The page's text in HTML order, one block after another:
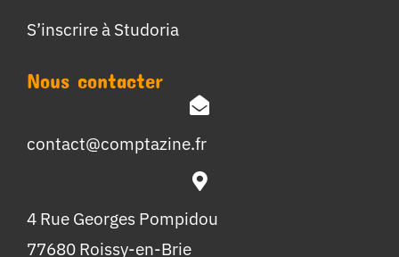
S’inscrire à Studoria
Nous contacter
contact@comptazine.fr
4 Rue Georges Pompidou
77680 Roissy-en-Brie